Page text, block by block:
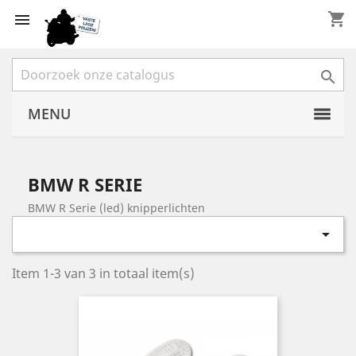
 shopping_cart

MENU
BMW R SERIE
BMW R Serie (led) knipperlichten

Item 1-3 van 3 in totaal item(s)